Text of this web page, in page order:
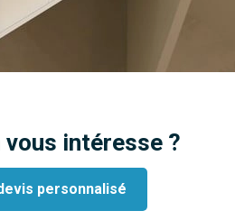
intéresse ?
personnalisé